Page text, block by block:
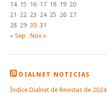
14 15 16 17 18 19 20
21 22 23 24 25 26 27
28 29 30 31
« Sep
Nov »
DIALNET NOTICIAS
Índice Dialnet de Revistas de 2024